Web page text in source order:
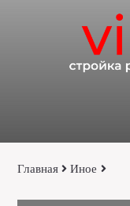
Главная Иное